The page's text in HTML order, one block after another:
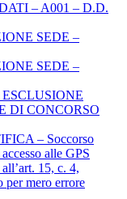
– A001 – D.D.
SEDE –
SEDE –
DI CONCORSO
– Soccorso
alle GPS
15, c. 4,
per mero errore